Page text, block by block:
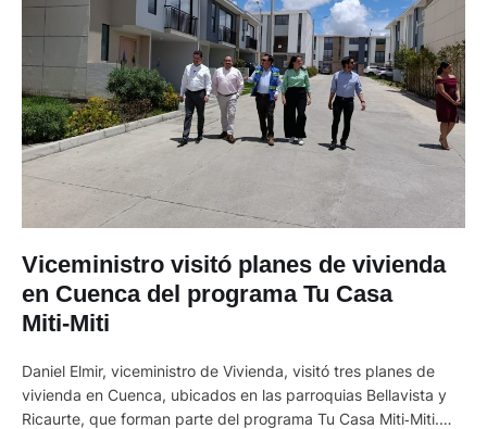
Viceministro visitó planes de vivienda
en Cuenca del programa Tu Casa
Miti‑Miti
Daniel Elmir, viceministro de Vivienda, visitó tres planes de
vivienda en Cuenca, ubicados en las parroquias Bellavista y
Ricaurte, que forman parte del programa Tu Casa Miti‑Miti.